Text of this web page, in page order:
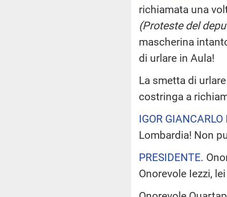
richiamata una
(Proteste del
mascherina
di urlare in Aula!
La smetta di
costringa a
IGOR GIANCARLO
Lombardia! Non
PRESIDENTE.
Onorevole Iezzi,